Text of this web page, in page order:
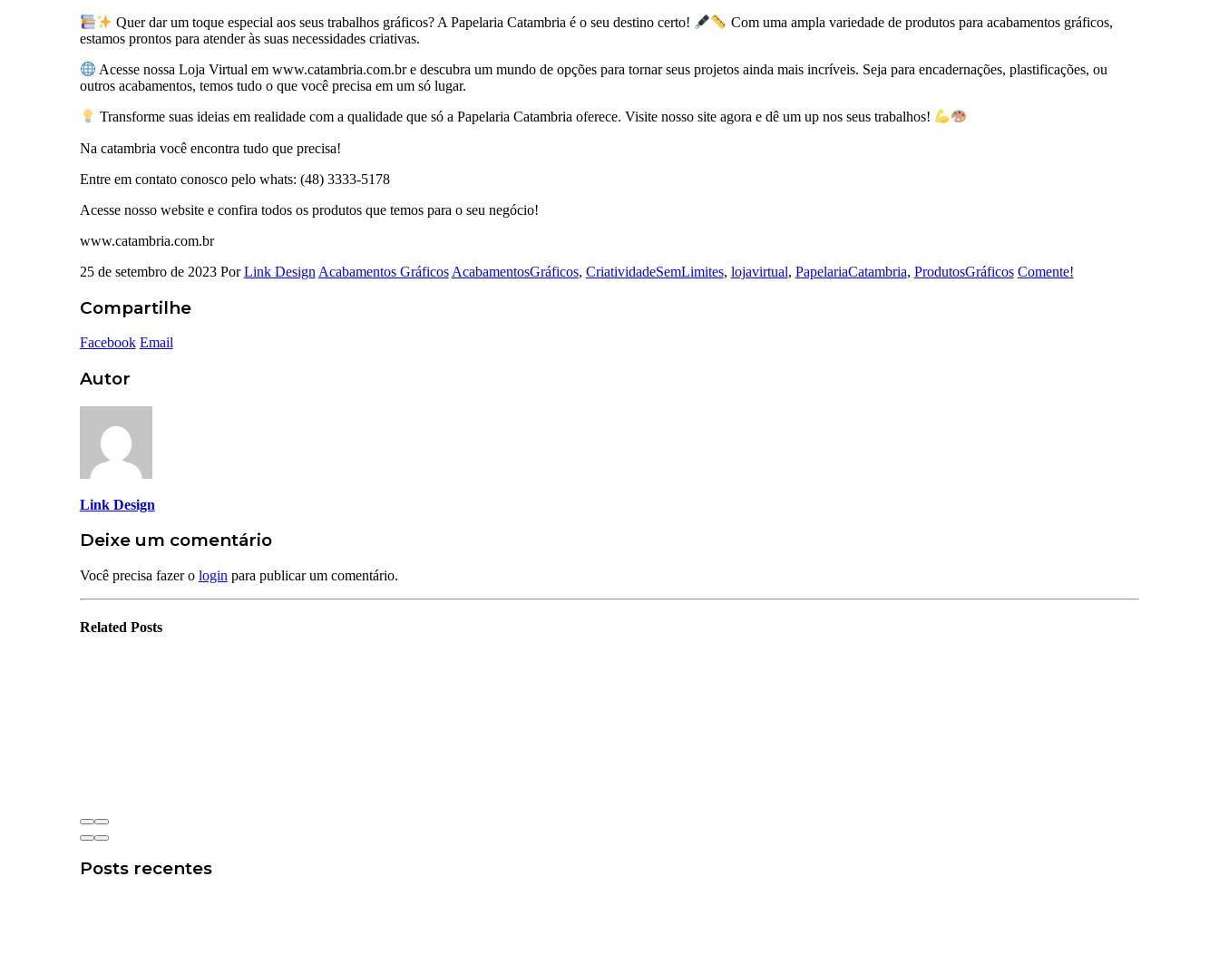
Quer dar um toque especial aos seus trabalhos gráficos? A Papelaria Catambria é o seu destino certo!
Com uma ampla variedade de produtos para acabamentos gráficos,
estamos prontos para atender às suas necessidades criativas.
Acesse nossa Loja Virtual em www.catambria.com.br e descubra um mundo de opções para tornar seus projetos ainda mais incríveis. Seja para encadernações, plastificações, ou
outros acabamentos, temos tudo o que você precisa em um só lugar.
Transforme suas ideias em realidade com a qualidade que só a Papelaria Catambria oferece. Visite nosso site agora e dê um up nos seus trabalhos!
Na catambria você encontra tudo que precisa!
Entre em contato conosco pelo whats: (48) 3333-5178
Acesse nosso website e confira todos os produtos que temos para o seu negócio!
www.catambria.com.br
25 de setembro de 2023 Por Link Design Acabamentos Gráficos AcabamentosGráficos, CriatividadeSemLimites, lojavirtual, PapelariaCatambria, ProdutosGráficos Comente!
Compartilhe
Facebook Email
Autor
Link Design
Deixe um comentário
Você precisa fazer o login para publicar um comentário.
Related Posts
Posts recentes